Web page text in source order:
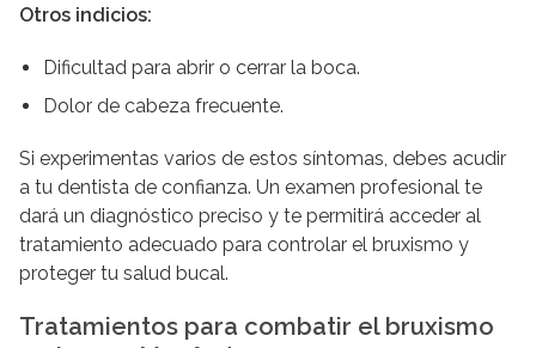
Otros indicios:
Dificultad para abrir o cerrar la boca.
Dolor de cabeza frecuente.
Si experimentas varios de estos síntomas, debes acudir
a tu dentista de confianza. Un examen profesional te
dará un diagnóstico preciso y te permitirá acceder al
tratamiento adecuado para controlar el bruxismo y
proteger tu salud bucal.
Tratamientos para combatir el bruxismo